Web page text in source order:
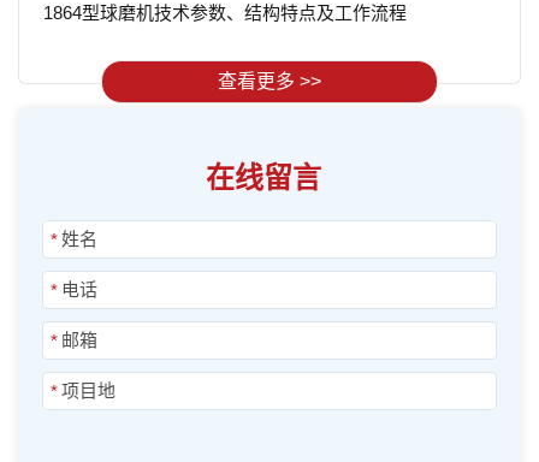
1864型球磨机技术参数、结构特点及工作流程
查看更多 >>
在线留言
*
*
*
*